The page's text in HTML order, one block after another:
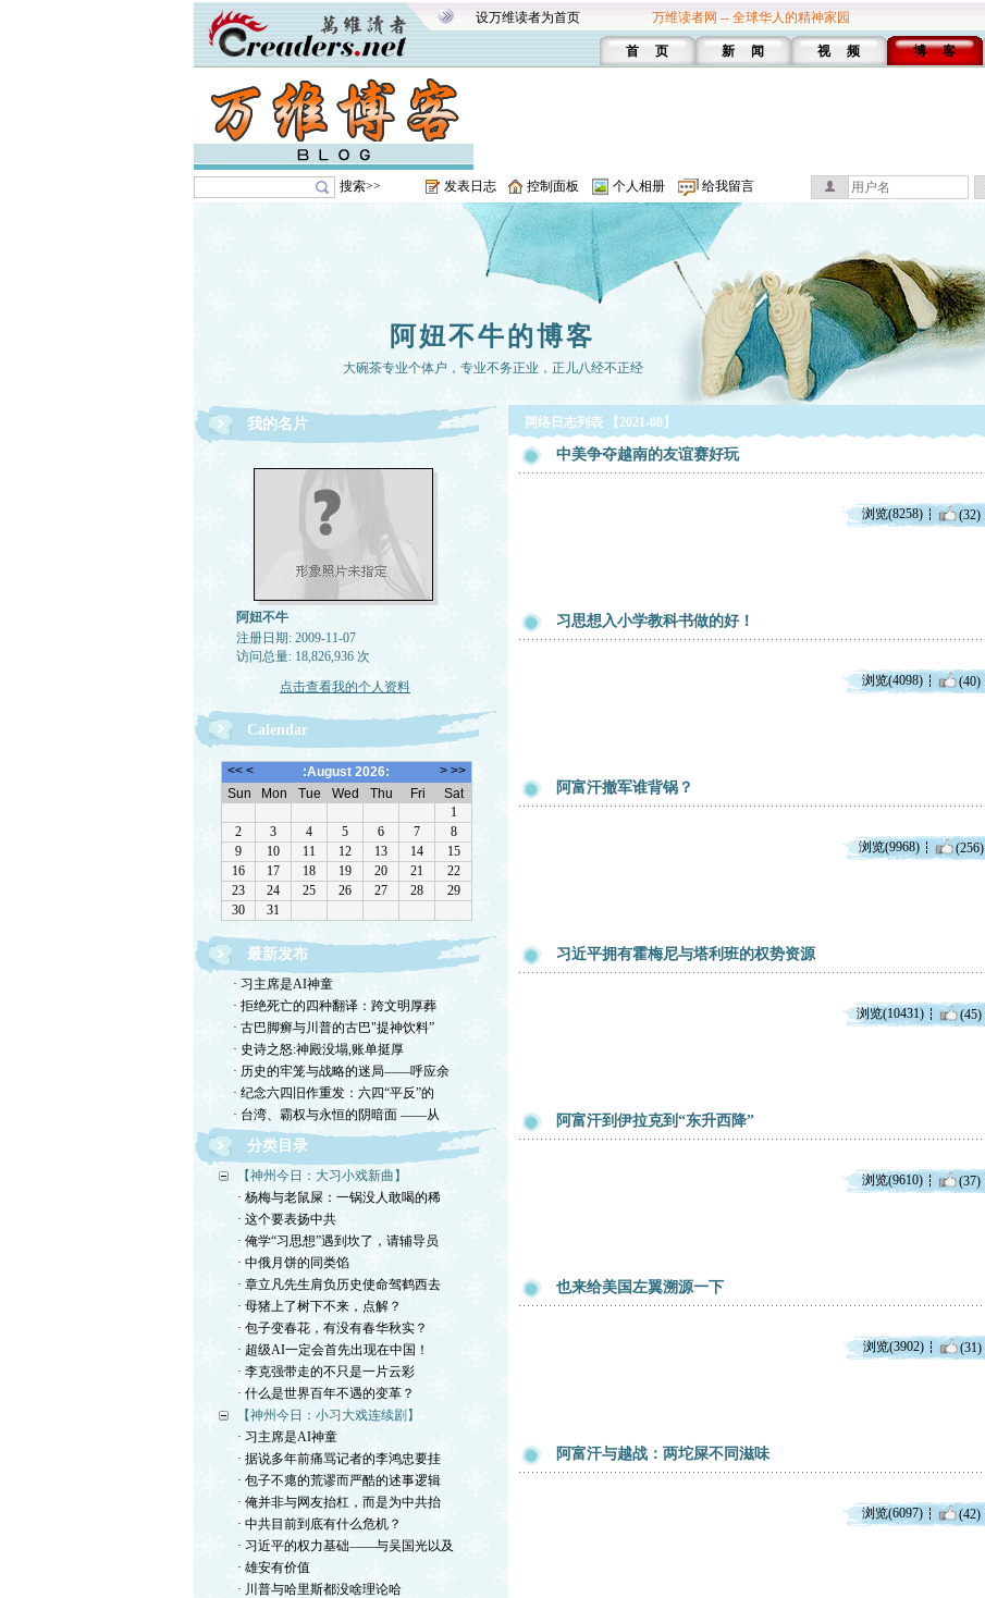
设万维读者为首页 万维读者网 -- 全球华人的精神家园
首 页 新 闻 视 频 博 客
搜索>> 发表日志 控制面板 个人相册 给我留言
阿妞不牛的博客
大碗茶专业个体户，专业不务正业，正儿八经不正经
我的名片
阿妞不牛
注册日期: 2009-11-07
访问总量: 18,826,936 次
点击查看我的个人资料
Calendar
最新发布
· 习主席是AI神童
· 拒绝死亡的四种翻译：跨文明厚葬
· 古巴脚癣与川普的古巴"提神饮料”
· 史诗之怒:神殿没塌,账单挺厚
· 历史的牢笼与战略的迷局——呼应余
· 纪念六四旧作重发：六四“平反”的
· 台湾、霸权与永恒的阴暗面 ——从
分类目录
【神州今日：大习小戏新曲】
· 杨梅与老鼠屎：一锅没人敢喝的稀
· 这个要表扬中共
· 俺学“习思想”遇到坎了，请辅导员
· 中俄月饼的同类馅
· 章立凡先生肩负历史使命驾鹤西去
· 母猪上了树下不来，点解？
· 包子变春花，有没有春华秋实？
· 超级AI一定会首先出现在中国！
· 李克强带走的不只是一片云彩
· 什么是世界百年不遇的变革？
【神州今日：小习大戏连续剧】
· 习主席是AI神童
· 据说多年前痛骂记者的李鸿忠要挂
· 包子不瘪的荒谬而严酷的述事逻辑
· 俺并非与网友抬杠，而是为中共抬
· 中共目前到底有什么危机？
· 习近平的权力基础——与吴国光以及
· 雄安有价值
· 川普与哈里斯都没啥理论哈
网络日志列表 【2021-08】
中美争夺越南的友谊赛好玩
浏览(8258) (32)
习思想入小学教科书做的好！
浏览(4098) (40)
阿富汗撤军谁背锅？
浏览(9968) (256)
习近平拥有霍梅尼与塔利班的权势资源
浏览(10431) (45)
阿富汗到伊拉克到“东升西降”
浏览(9610) (37)
也来给美国左翼溯源一下
浏览(3902) (31)
阿富汗与越战：两坨屎不同滋味
浏览(6097) (42)